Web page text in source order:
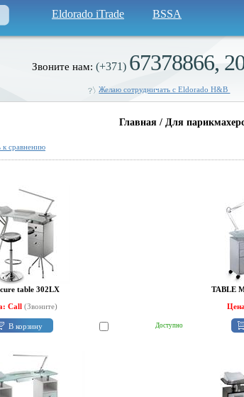
Eldorado iTrade BSSA
Звоните нам: (+371) 67378866,
Желаю сотрудничать с Eldorado H&B
Главная / Для
к сравнению
table 302LX
Call(Звоните)
В корзину
TABLE
Доступно